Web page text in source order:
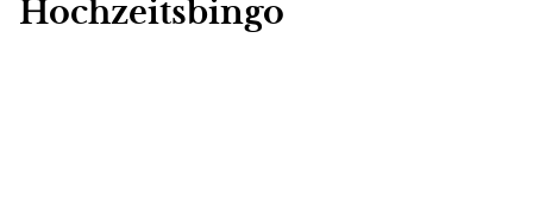
Hochzeitsbingo